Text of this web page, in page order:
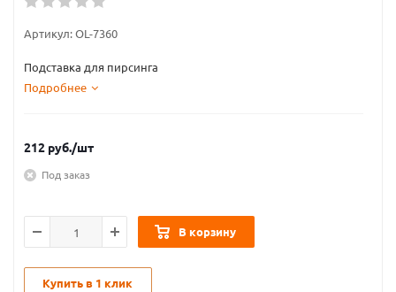
Артикул:OL-7360
Подставка для пирсинга
Подробнее
212 руб./шт
Под заказ
В корзину
Купить в 1 клик